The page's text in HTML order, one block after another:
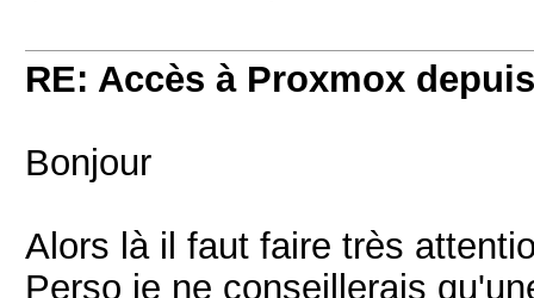
RE: Accès à Proxmox
Bonjour
Alors là il faut faire très
Perso je ne conseillerais